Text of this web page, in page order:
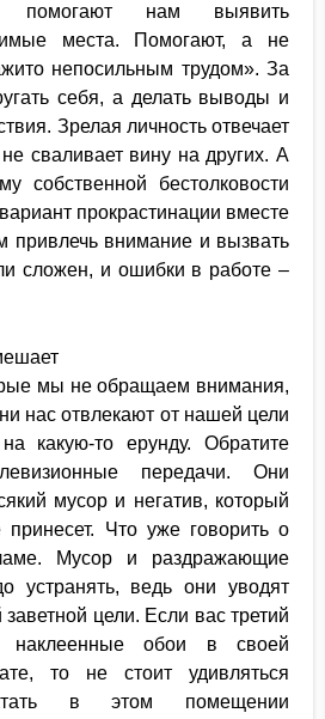
помогают нам выявить
места. Помогают, а не
непосильным трудом». За
себя, а делать выводы и
Зрелая личность отвечает
сваливает вину на других. А
собственной бестолковости
прокрастинации вместе
привлечь внимание и вызвать
сложен, и ошибки в работе –
мы не обращаем внимания,
нас отвлекают от нашей цели
какую-то ерунду. Обратите
передачи. Они
мусор и негатив, который
принесет. Что уже говорить о
Мусор и раздражающие
устранять, ведь они уводят
цели. Если вас третий
наклеенные обои в своей
то не стоит удивляться
в этом помещении